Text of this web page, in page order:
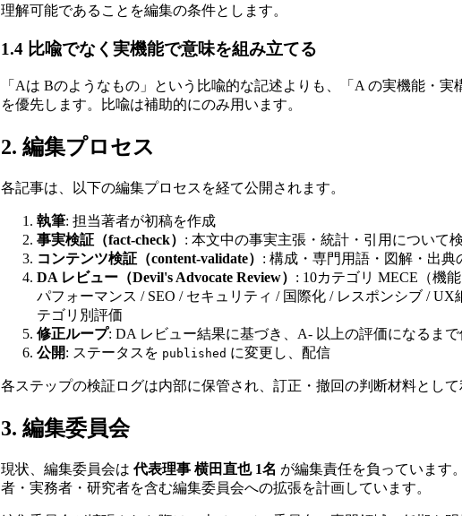
理解可能であることを編集の条件とします。
1.4 比喩でなく実機能で意味を組み立てる
「Aは Bのようなもの」という比喩的な記述よりも、「A の実機能・実
を優先します。比喩は補助的にのみ用います。
2. 編集プロセス
各記事は、以下の編集プロセスを経て公開されます。
執筆: 担当著者が初稿を作成
事実検証（fact-check） : 本文中の事実主張・統計・引用について
コンテンツ検証（content-validate） : 構成・専門用語・図解・出典
DA レビュー（Devil's Advocate Review） : 10カテゴリ MECE（機
パフォーマンス / SEO / セキュリティ / 国際化 / レスポンシブ / UX
テゴリ別評価
修正ループ: DA レビュー結果に基づき、A- 以上の評価になるまで
公開: ステータスを published に変更し、配信
各ステップの検証ログは内部に保管され、訂正・撤回の判断材料として
3. 編集委員会
現状、編集委員会は代表理事 横田直也 1名 が編集責任を負っています
者・実務者・研究者を含む編集委員会への拡張を計画しています。